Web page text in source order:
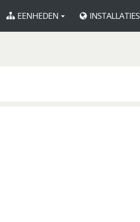
EENHEDEN INSTALLATIES